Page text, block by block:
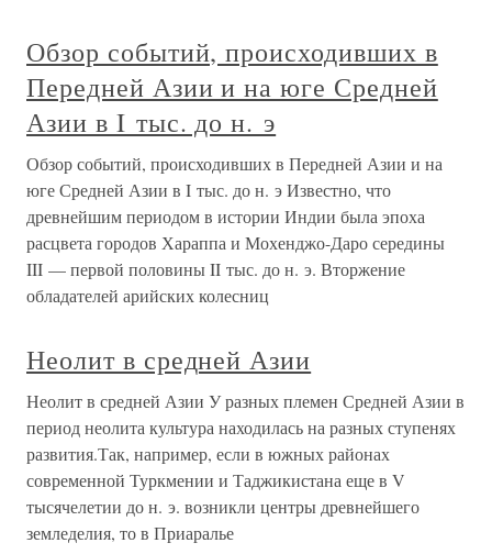
Обзор событий, происходивших в
Передней Азии и на юге Средней
Азии в I тыс. до н. э
Обзор событий, происходивших в Передней Азии и на
юге Средней Азии в I тыс. до н. э Известно, что
древнейшим периодом в истории Индии была эпоха
расцвета городов Хараппа и Мохенджо-Даро середины
III — первой половины II тыс. до н. э. Вторжение
обладателей арийских колесниц
Неолит в средней Азии
Неолит в средней Азии У разных племен Средней Азии в
период неолита культура находилась на разных ступенях
развития.Так, например, если в южных районах
современной Туркмении и Таджикистана еще в V
тысячелетии до н. э. возникли центры древнейшего
земледелия, то в Приаралье